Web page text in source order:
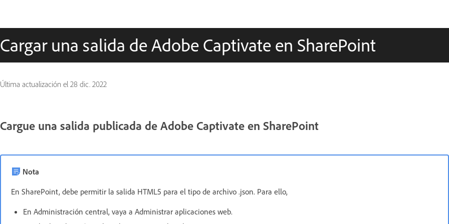
Cargar una salida de Adobe Captivate en SharePoint
Última actualización el 28 dic. 2022
Cargue una salida publicada de Adobe Captivate en SharePoint
Nota
En SharePoint, debe permitir la salida HTML5 para el tipo de archivo .json. Para ello,
En Administración central, vaya a Administrar aplicaciones web.